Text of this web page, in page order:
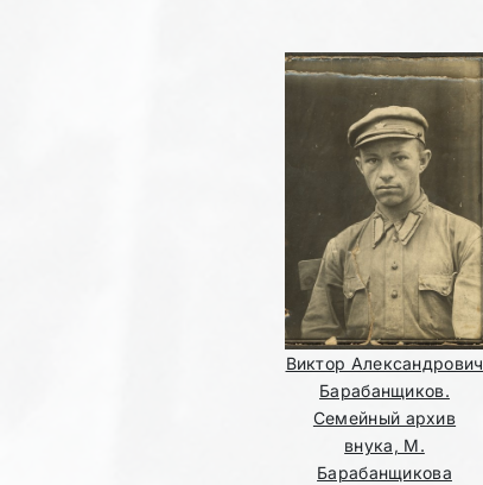
Виктор Александрович
Барабанщиков.
Семейный архив
внука, М.
Барабанщикова